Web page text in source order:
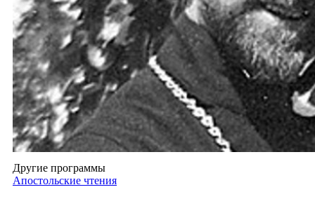
Другие программы
Апостольские чтения